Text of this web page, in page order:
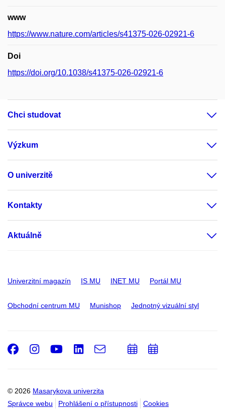
www
https://www.nature.com/articles/s41375-026-02921-6
Doi
https://doi.org/10.1038/s41375-026-02921-6
Chci studovat
Výzkum
O univerzitě
Kontakty
Aktuálně
Univerzitní magazín IS MU INET MU Portál MU
Obchodní centrum MU Munishop Jednotný vizuální styl
© 2026 Masarykova univerzita
Správce webu
Prohlášení o přístupnosti Cookies
Facebook
Instagram
Youtube
LinkedIn
e-
PřidatPřidat